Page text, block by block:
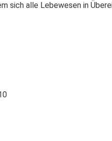
sich alle Lebewesen in